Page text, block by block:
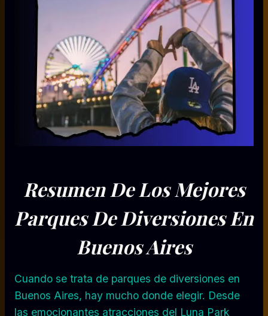
Resumen De Los Mejores
Parques De Diversiones En
Buenos Aires
Cuando se trata de parques de diversiones en
Buenos Aires, hay mucho donde elegir. Desde
las emocionantes atracciones del Luna Park